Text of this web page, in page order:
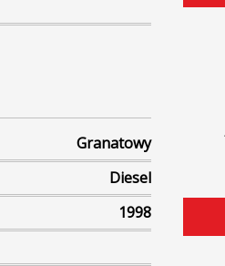
Granatowy
Diesel
1998